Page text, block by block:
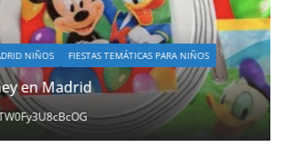
NIÑOS FIESTAS TEMÁTICAS PARA NIÑOS
en Madrid